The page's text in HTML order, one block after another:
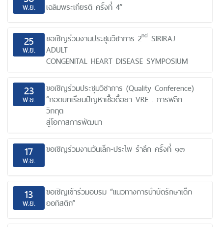
พ.ย.
เฉลิมพระเกียรติ ครั้งที่ 4”
25
พ.ย.
ขอเชิญร่วมงานประชุมวิชาการ 2nd SIRIRAJ
ADULT
CONGENITAL HEART DISEASE SYMPOSIUM
23
พ.ย.
ขอเชิญร่วมประชุมวิชาการ (Quality Conference)
“ถอดบทเรียนปัญหาเชื้อดื้อยา VRE : การพลิก
วิกฤต
สู่โอกาสการพัฒนา
17
พ.ย.
ขอเชิญร่วมงานวันเล็ก-ประไพ รำลึก ครั้งที่ ๑๓
13
พ.ย.
ขอเชิญเข้าร่วมอบรม “แนวทางการบำบัดรักษาเด็ก
ออทิสติก”